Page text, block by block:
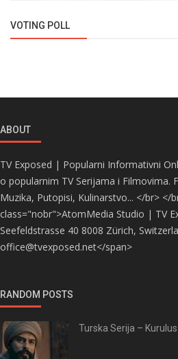
VOTING POLL
ABOUT
TV Exposed | Popularni Informativni
o popularnim TV Serijama i Filmovima.
Muzika, Putopisi, Kulinarstvo... </br> </
class="nobr">AtomMedia Studio | TV
Seefeldstrasse 40 8008 Zürich,
office@tvexposed.net</span>
RANDOM POSTS
Turska Serija –